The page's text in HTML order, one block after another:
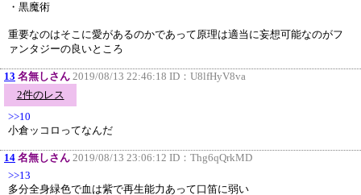
・黒魔術
重要なのはそこに愛があるのかであって原理は適当に妄想可能なのがフ
ァンタジーの良いところ
13 名無しさん 2019/08/13 22:46:18 ID： U8lfHyV8va
2件のレス
>>10
小倉ッコロってなんだ
14 名無しさん 2019/08/13 23:06:12 ID： Thg6qQrkMD
>>13
多分全身緑色で血は紫で再生能力あって口笛に弱い